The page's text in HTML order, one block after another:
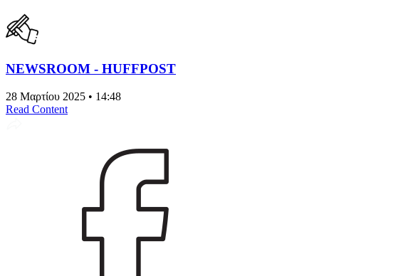
NEWSROOM - HUFFPOST
28 Μαρτίου 2025 • 14:48
Read Content